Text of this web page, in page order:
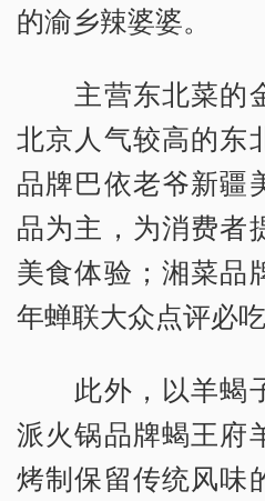
的渝乡辣婆婆。
主营东北菜的
北京人气较高的东
品牌巴依老爷新疆
品为主，为消费者
美食体验；湘菜品
年蝉联大众点评必吃
此外，以羊蝎
派火锅品牌蝎王府
烤制保留传统风味